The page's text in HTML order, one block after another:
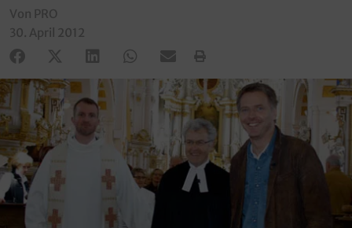
Von PRO
30. April 2012